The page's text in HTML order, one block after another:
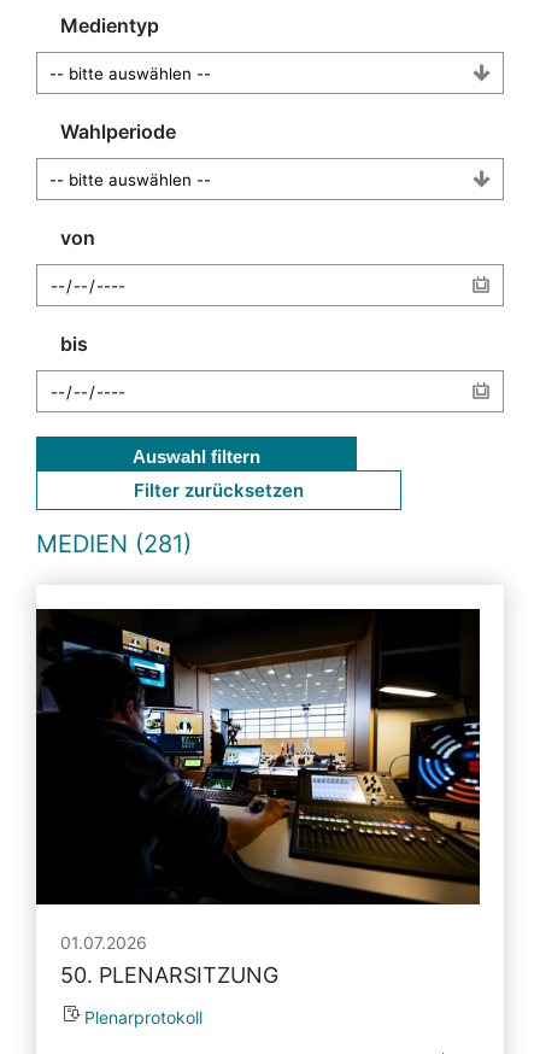
Medientyp
Wahlperiode
von
bis
Auswahl filtern
Filter zurücksetzen
MEDIEN (281)
01.07.2026
50. PLENARSITZUNG
Plenarprotokoll